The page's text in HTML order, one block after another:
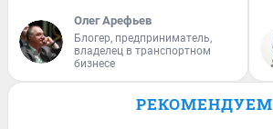
Олег Арефьев
Блогер, предприниматель,
владелец в транспортном
бизнесе
РЕКОМЕНДУЕМ